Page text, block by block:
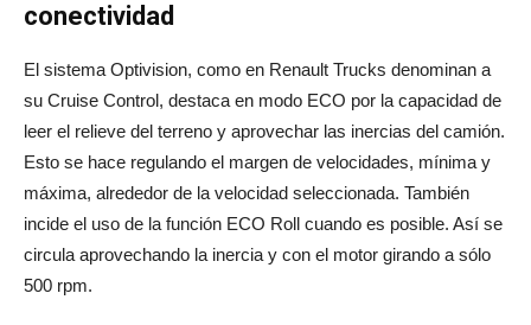
conectividad
El sistema Optivision, como en Renault Trucks denominan a
su Cruise Control, destaca en modo ECO por la capacidad de
leer el relieve del terreno y aprovechar las inercias del camión.
Esto se hace regulando el margen de velocidades, mínima y
máxima, alrededor de la velocidad seleccionada. También
incide el uso de la función ECO Roll cuando es posible. Así se
circula aprovechando la inercia y con el motor girando a sólo
500 rpm.